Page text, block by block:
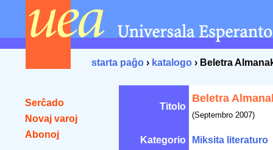
starta paĝo › katalogo › Beletra
Serĉado
Novaj varoj
Abonoj
Titolo
Beletra
(Septembro 2007)
Kategorio Miksita literaturo